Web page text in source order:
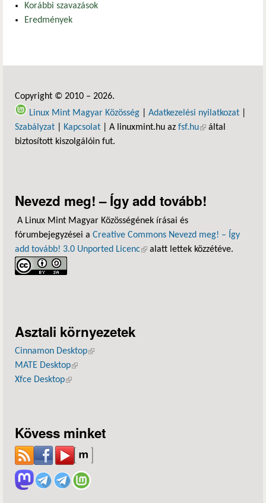
Korábbi szavazások
Eredmények
Copyright © 2010 – 2026.
Linux Mint Magyar Közösség
Adatkezelési nyilatkozat
Szabályzat
Kapcsolat | A linuxmint.hu az fsf.hu(külső hivatkozás)
által
biztosított kiszolgálóin fut.
Nevezd meg! – Így add tovább!
A Linux Mint Magyar Közösségének írásai és
fórumbejegyzései a Creative Commons Nevezd meg! – Így
add tovább! 3.0 Unported Licenc(külső hivatkozás)
alatt lettek közzétéve.
Asztali környezetek
Cinnamon Desktop(külső hivatkozás)
MATE Desktop(külső hivatkozás)
Xfce Desktop(külső hivatkozás)
Kövess minket